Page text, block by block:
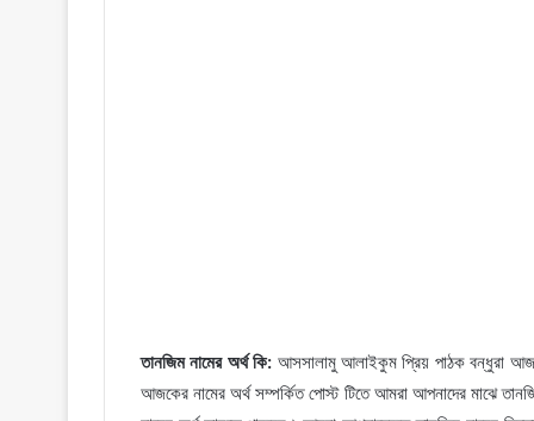
তানজিম নামের অর্থ কি: আসসালামু আলাইকুম প্রিয় পাঠক বন্ধুরা
আজকের নামের অর্থ সম্পর্কিত পোস্ট টিতে আমরা আপনাদের মাঝে